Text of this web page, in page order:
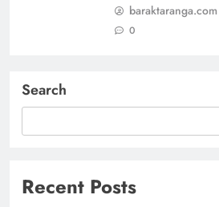
baraktaranga.com
0
Search
Recent Posts